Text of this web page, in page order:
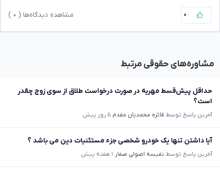
۰ مشاهده دیدگاه‌ها ( ۰
مشاوره‌های حقوقی مرتبط
حداقل پیش‌قسط مهریه در صورت درخواست طلاق از سوی زوج چقدر
است؟
آخرین پاسخ توسط فائزه محمدیان مقدم ۵ روز پیش
آیا داشتن تنها یک خودرو شخصی جزء مستثنیات دین می باشد ؟
آخرین پاسخ توسط نفیسه اصولی صفار ۱ هفته پیش